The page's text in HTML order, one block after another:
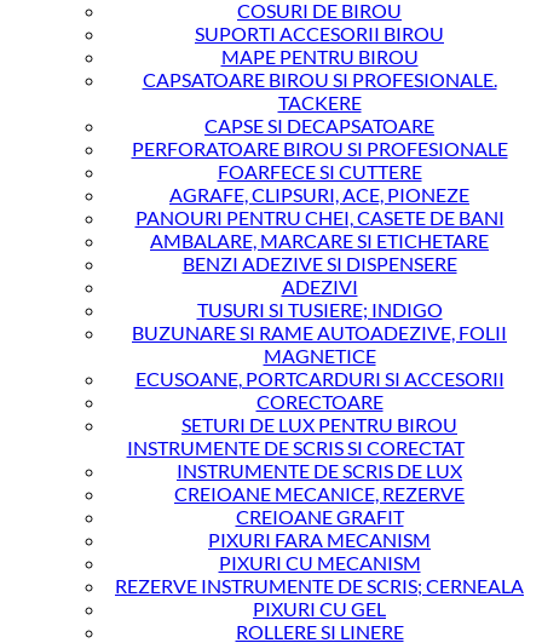
COSURI DE BIROU
SUPORTI ACCESORII BIROU
MAPE PENTRU BIROU
CAPSATOARE BIROU SI PROFESIONALE.
TACKERE
CAPSE SI DECAPSATOARE
PERFORATOARE BIROU SI PROFESIONALE
FOARFECE SI CUTTERE
AGRAFE, CLIPSURI, ACE, PIONEZE
PANOURI PENTRU CHEI, CASETE DE BANI
AMBALARE, MARCARE SI ETICHETARE
BENZI ADEZIVE SI DISPENSERE
ADEZIVI
TUSURI SI TUSIERE; INDIGO
BUZUNARE SI RAME AUTOADEZIVE, FOLII
MAGNETICE
ECUSOANE, PORTCARDURI SI ACCESORII
CORECTOARE
SETURI DE LUX PENTRU BIROU
INSTRUMENTE DE SCRIS SI CORECTAT
INSTRUMENTE DE SCRIS DE LUX
CREIOANE MECANICE, REZERVE
CREIOANE GRAFIT
PIXURI FARA MECANISM
PIXURI CU MECANISM
REZERVE INSTRUMENTE DE SCRIS; CERNEALA
PIXURI CU GEL
ROLLERE SI LINERE